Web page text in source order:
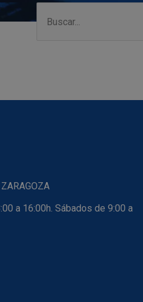
a 16:00h. Sábados de 9:00 a